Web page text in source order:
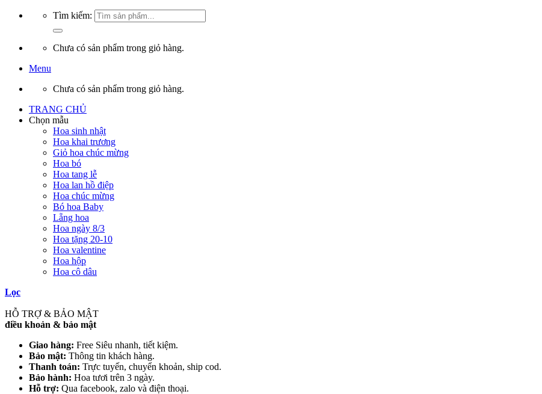
Tìm kiếm:
Chưa có sản phẩm trong giỏ hàng.
Menu
Chưa có sản phẩm trong giỏ hàng.
TRANG CHỦ
Chọn mẫu
Hoa sinh nhật
Hoa khai trương
Giỏ hoa chúc mừng
Hoa bó
Hoa tang lễ
Hoa lan hồ điệp
Hoa chúc mừng
Bó hoa Baby
Lẵng hoa
Hoa ngày 8/3
Hoa tặng 20-10
Hoa valentine
Hoa hộp
Hoa cô dâu
Lọc
HỖ TRỢ & BẢO MẬT
điều khoản & bảo mật
Giao hàng: Free Siêu nhanh, tiết kiệm.
Bảo mật: Thông tin khách hàng.
Thanh toán: Trực tuyến, chuyển khoản, ship cod.
Bảo hành: Hoa tươi trên 3 ngày.
Hỗ trợ: Qua facebook, zalo và điện thoại.